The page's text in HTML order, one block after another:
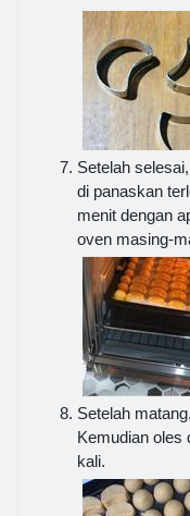
Setelah
di panaskan
menit dengan
oven masing-
Setelah
Kemudian oles
kali.